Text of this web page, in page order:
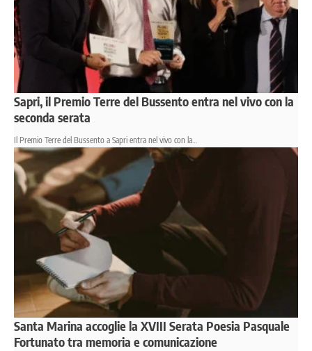
Sapri, il Premio Terre del Bussento entra nel vivo con la
seconda serata
Il Premio Terre del Bussento a Sapri entra nel vivo con la…
Santa Marina accoglie la XVIII Serata Poesia Pasquale
Fortunato tra memoria e comunicazione